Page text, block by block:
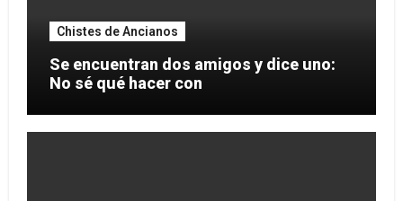
Chistes de Ancianos
Se encuentran dos amigos y dice uno:
No sé qué hacer con